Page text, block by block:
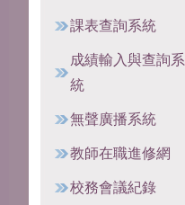
課表查詢系統
成績輸入與查詢系
統
無聲廣播系統
教師在職進修網
校務會議紀錄